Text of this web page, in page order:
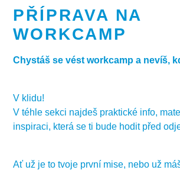
PŘÍPRAVA NA
WORKCAMP
Chystáš se vést workcamp a nevíš,
V klidu!
V téhle sekci najdeš praktické info,
inspiraci, která se ti bude hodit před
Ať už je to tvoje první mise, nebo už